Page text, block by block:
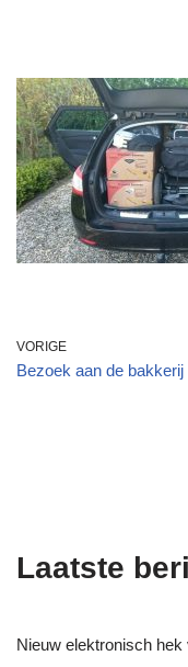
VORIGE
Bezoek aan de bakkerij
Laatste
Nieuw elektronisch hek